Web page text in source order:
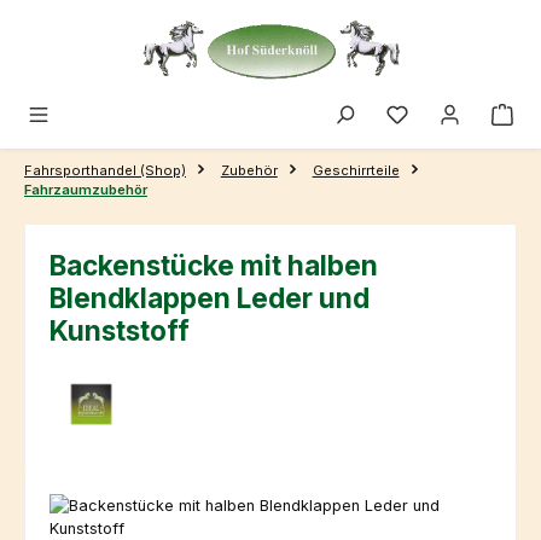
Zum Hauptinhalt springen
Fahrsporthandel (Shop) Zubehör
Geschirrteile
Fahrzaumzubehör
Backenstücke mit halben
Blendklappen Leder und
Kunststoff
Bildergalerie überspringen